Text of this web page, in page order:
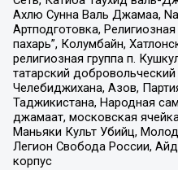
Ахлю Сунна Валь Джамаа,
Артподготовка,
пахарь”, Колумбайн,
религиозная группа п.
татарский
Челебиджихана, Азов,
Таджикистана, Народная
джамаат, московская
Маньяки Культ Убийц,
Легион Свобода России,
корпус